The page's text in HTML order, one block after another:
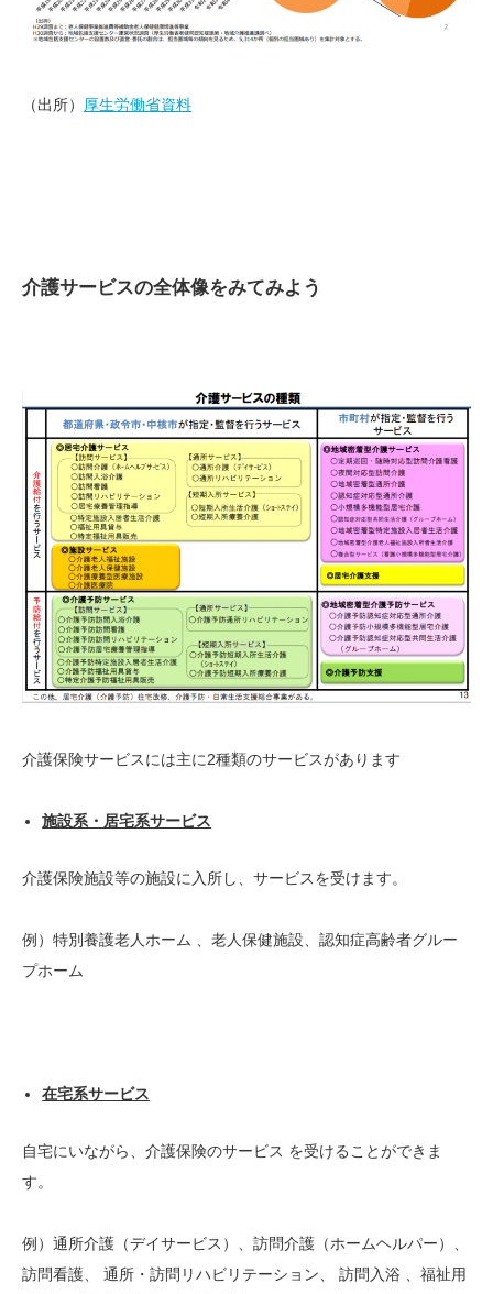
（出所） 厚生労働省資料
介護サービスの全体像をみてみよう
介護保険サービスには主に2種類のサービスがあります
施設系・居宅系サービス
介護保険施設等の施設に入所し、サービスを受けます。
例）特別養護老人ホーム 、老人保健施設、認知症高齢者グルー
プホーム
在宅系サービス
自宅にいながら、介護保険のサービス を受けることができま
す。
例）通所介護（デイサービス）、訪問介護（ホームヘルパー）、
訪問看護、 通所・訪問リハビリテーション、 訪問入浴 、福祉用